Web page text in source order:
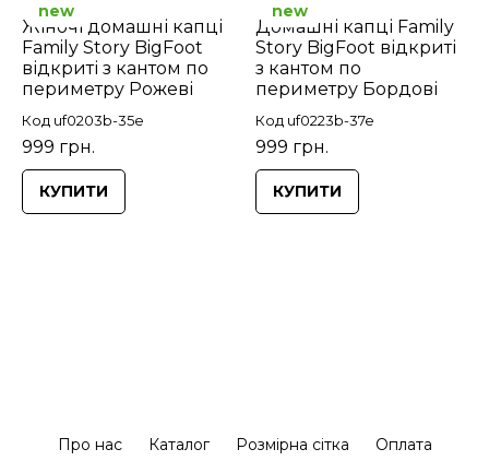
Жіночі домашні капці
Family Story BigFoot
відкриті з кантом по
периметру Рожеві
Код uf0203b-35e
999 грн.
new
КУПИТИ
Домашні капці Family
Story BigFoot відкриті
з кантом по
периметру Бордові
Код uf0223b-37e
999 грн.
new
КУПИТИ
Про нас Каталог Розмірна сітка Оплата